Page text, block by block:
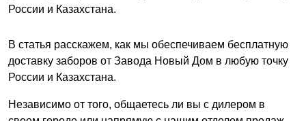
России и Казахстана.
В статья расскажем, как мы обеспечиваем бесплатную
доставку заборов от Завода Новый Дом в любую точку
России и Казахстана.
Независимо от того, общаетесь ли вы с дилером в